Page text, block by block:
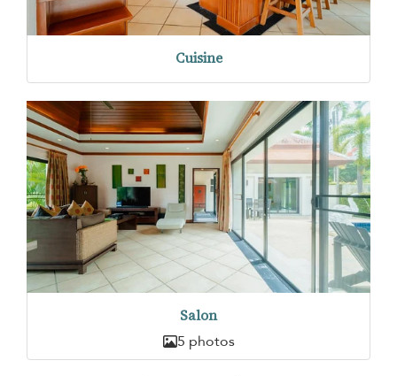
Cuisine
Salon
5 photos